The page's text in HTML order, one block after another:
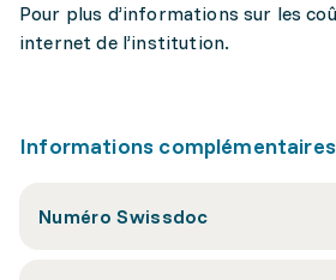
Pour plus d’informations sur les
internet de l’institution.
Informations complémentaires
Numéro Swissdoc